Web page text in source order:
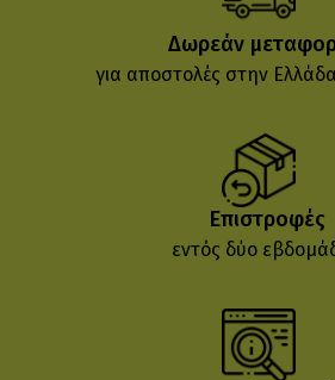
Δωρεάν
για αποστολές στην
Επιστροφές
εντός δύο